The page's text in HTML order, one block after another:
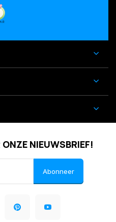
NIEUWSBRIEF!
Abonneer